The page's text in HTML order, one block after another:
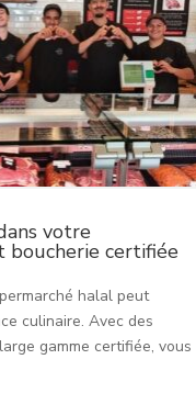
votre
boucherie certifiée
halal peut
culinaire. Avec des
gamme certifiée, vous